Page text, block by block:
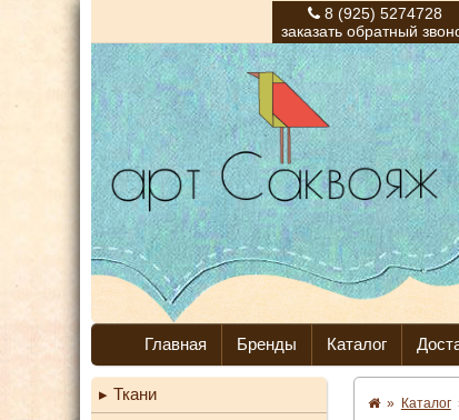
8 (925) 5274728
заказать обратный
Главная Бренды Каталог
Ткани
» Каталог